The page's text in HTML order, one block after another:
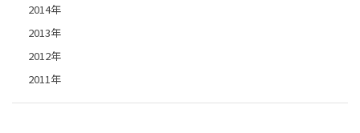
2014年
2013年
2012年
2011年